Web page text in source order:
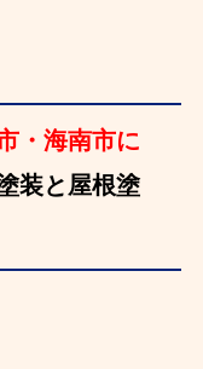
・海南市に
装と屋根塗